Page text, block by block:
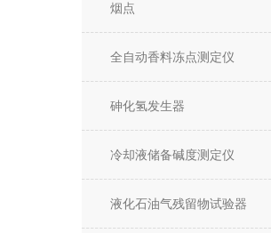
烟点
全自动香料冻点测定仪
砷化氢发生器
冷却液储备碱度测定仪
液化石油气残留物试验器